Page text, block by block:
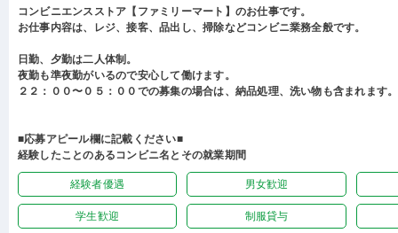
コンビニエンスストア【ファミリーマート】のお仕事です。
お仕事内容は、レジ、接客、品出し、掃除などコンビニ業務全般です。
日勤、夕勤は二人体制。
夜勤も準夜勤がいるので安心して働けます。
２２：００〜０５：００での募集の場合は、納品処理、洗い物も含まれます。
■応募アピール欄に記載ください■
経験したことのあるコンビニ名とその就業期間
経験者優遇 男女歓迎
学生歓迎 制服貸与